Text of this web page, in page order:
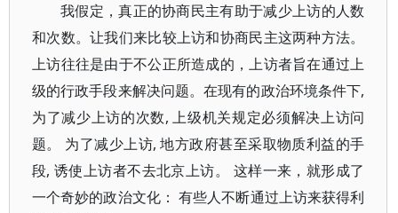
我假定，真正的协商民主有助于减少上访的人数
和次数。让我们来比较上访和协商民主这两种方法。
上访往往是由于不公正所造成的，上访者旨在通过上
级的行政手段来解决问题。在现有的政治环境条件下,
为了减少上访的次数, 上级机关规定必须解决上访问
题。 为了减少上访, 地方政府甚至采取物质利益的手
段, 诱使上访者不去北京上访。 这样一来，就形成了
一个奇妙的政治文化： 有些人不断通过上访来获得利